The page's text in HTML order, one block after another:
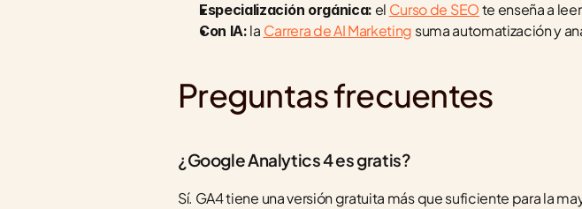
Especialización orgánica: el Curso de SEO te enseña a
Con IA: la Carrera de AI Marketing suma automatización y
Preguntas frecuentes
¿Google Analytics 4 es gratis?
Sí. GA4 tiene una versión gratuita más que suficiente para la